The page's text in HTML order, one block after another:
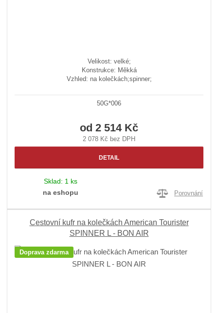
Velikost: velké;
Konstrukce: Měkká
Vzhled: na kolečkách;spinner;
50G*006
od 2 514 Kč
2 078 Kč bez DPH
DETAIL
Sklad: 1 ks
na eshopu
Porovnání
Cestovní kufr na kolečkách American Tourister
SPINNER L - BON AIR
Doprava zdarma